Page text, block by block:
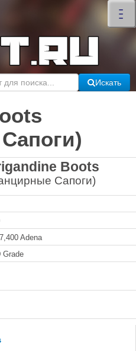
–
–
–
×
Искать
Boots
Сапоги)
Adena
Grade